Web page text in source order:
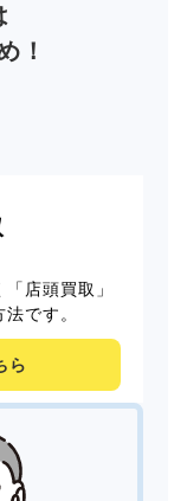
！
店頭買取」
です。
ら